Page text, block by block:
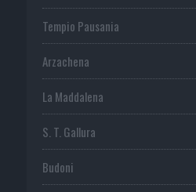
Tempio Pausania
Arzachena
La Maddalena
S. T. Gallura
Budoni